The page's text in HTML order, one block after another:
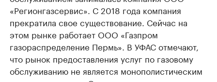
«Регионгазсервис». С 2018 года компания
прекратила свое существование. Сейчас на
этом рынке работает ООО «Газпром
газораспределение Пермь»​. В УФАС отмечают,
что рынок предоставления услуг по газовому
обслуживанию не является монополистическим